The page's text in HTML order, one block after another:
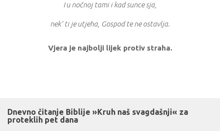
I u noćnoj tami i kad sunce sja,
nek’ ti je utjeha, Gospod te ne ostavlja.
Vjera je najbolji lijek protiv straha.
Dnevno čitanje Biblije »Kruh naš svagdašnji« za
proteklih pet dana